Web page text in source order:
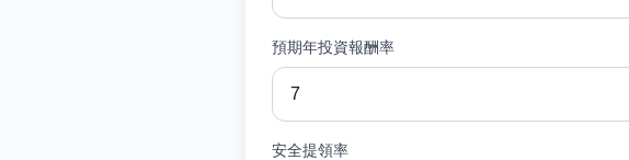
預期年投資報酬率
安全提領率